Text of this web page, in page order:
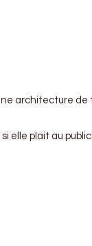
architecture
elle plait au